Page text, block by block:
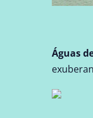
Águas